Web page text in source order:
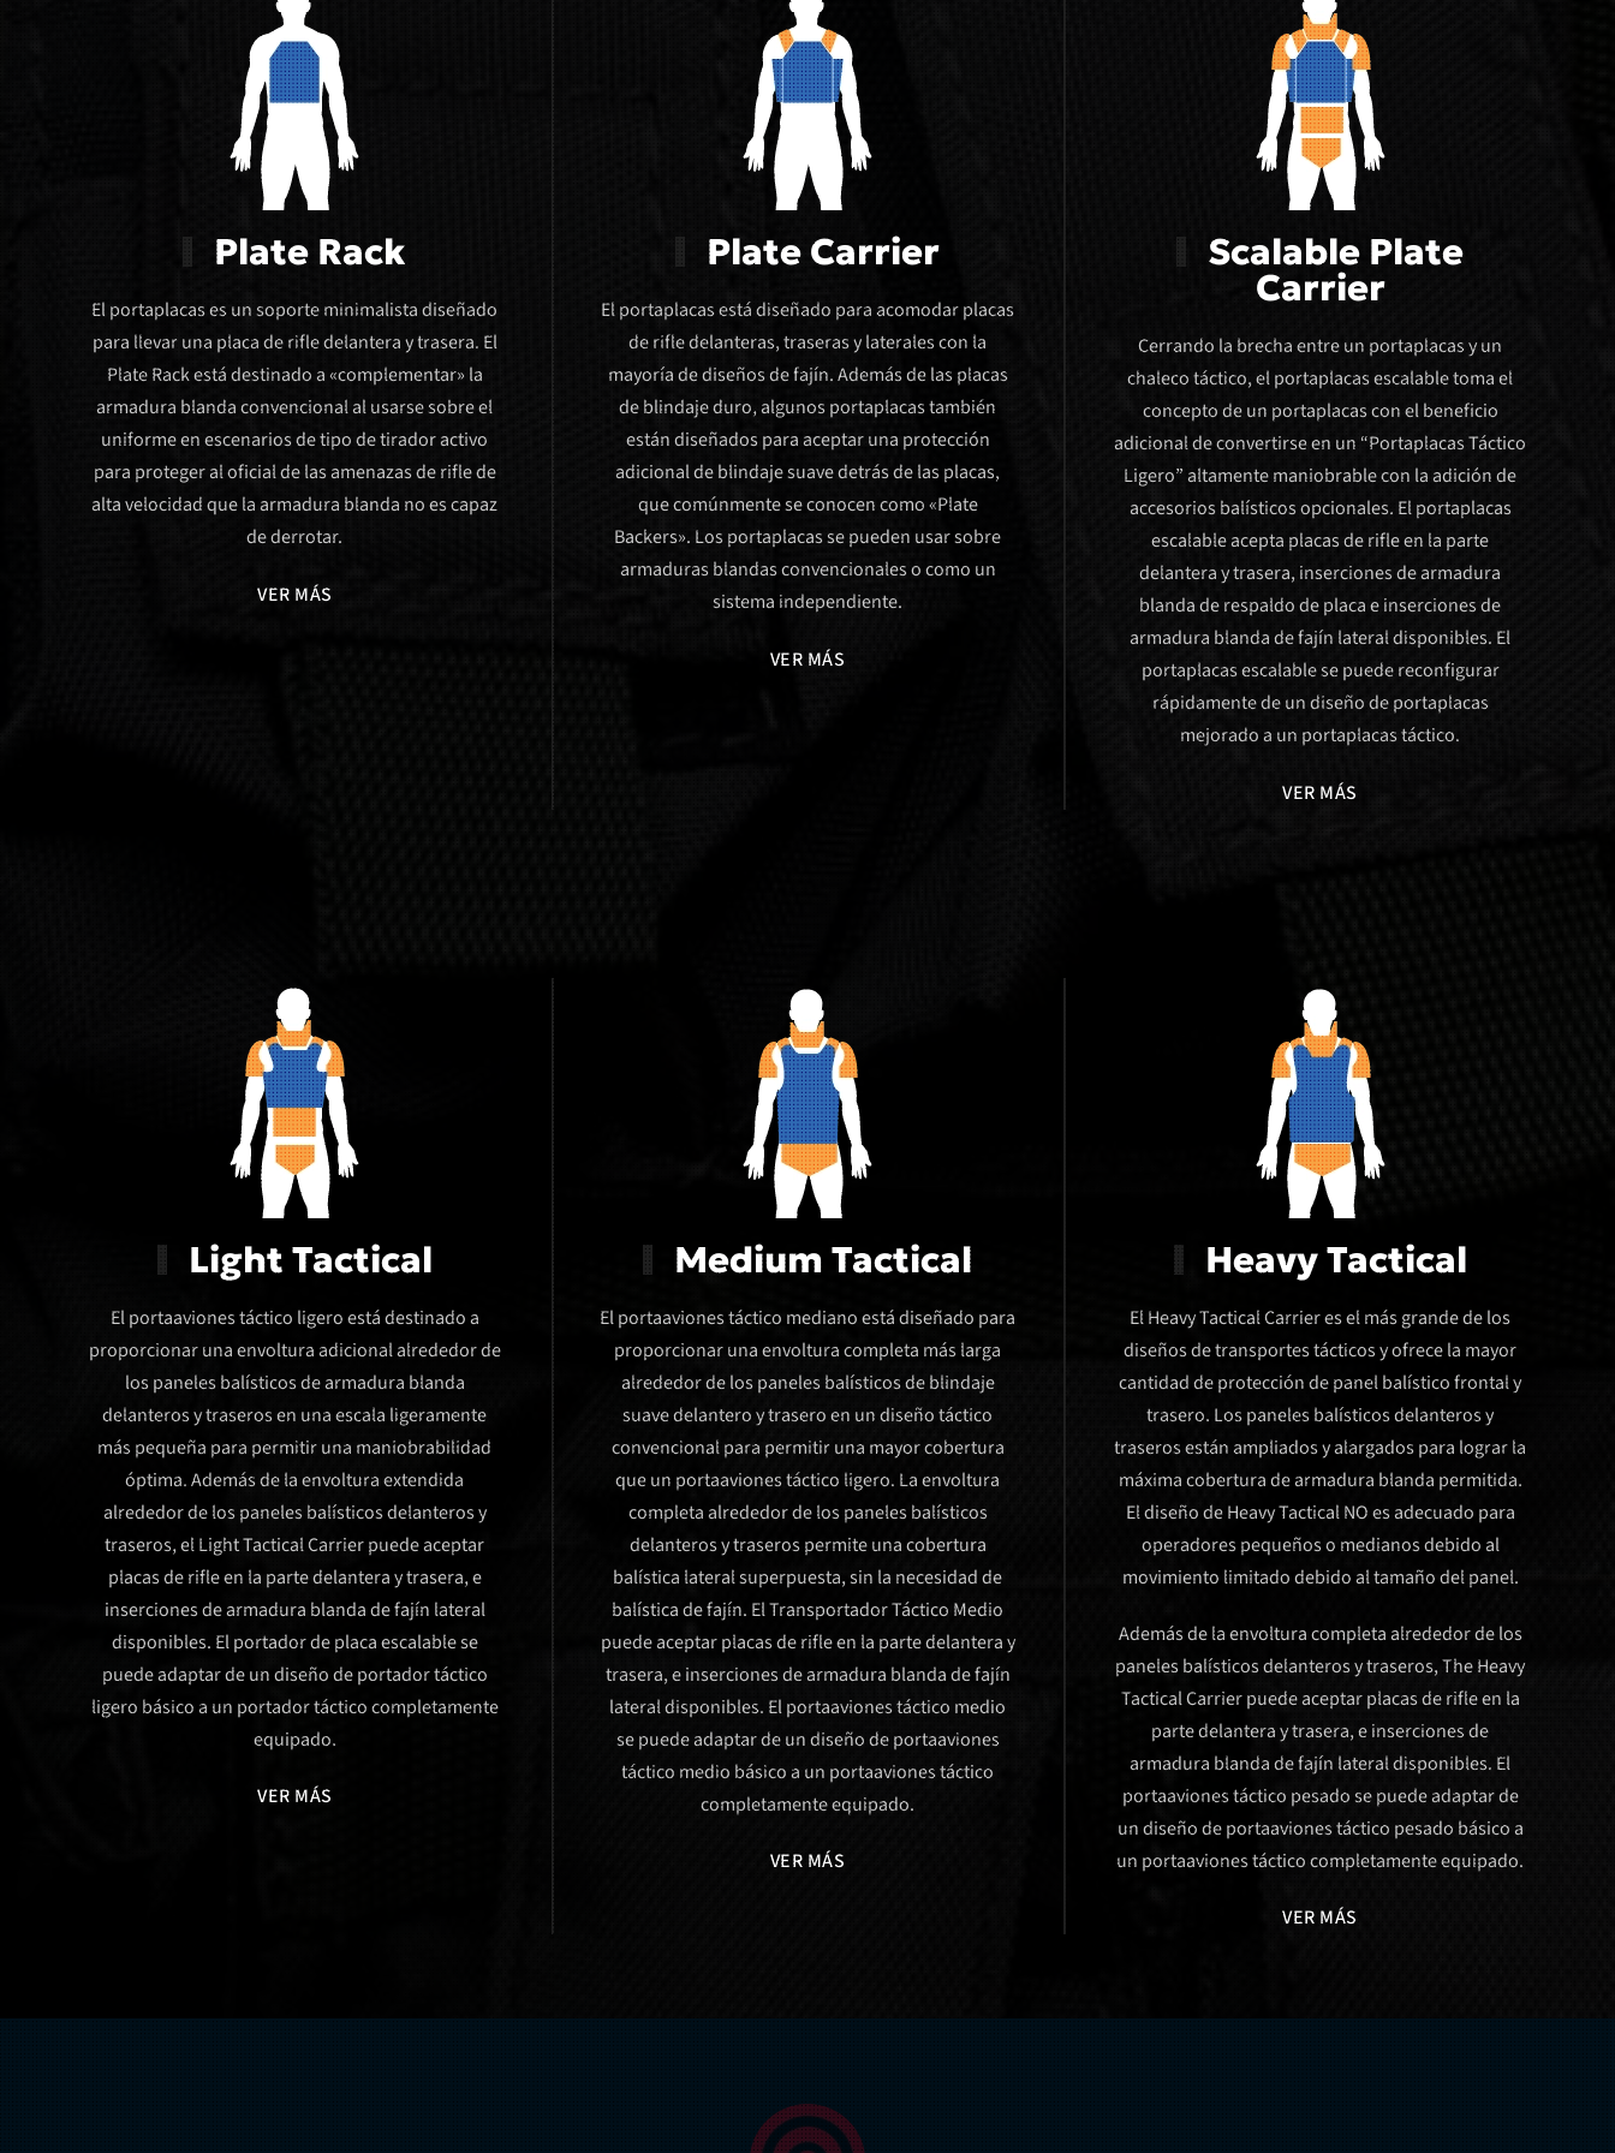
Plate Rack
El portaplacas es un soporte minimalista diseñado
para llevar una placa de rifle delantera y trasera. El
Plate Rack está destinado a «complementar» la
armadura blanda convencional al usarse sobre el
uniforme en escenarios de tipo de tirador activo
para proteger al oficial de las amenazas de rifle de
alta velocidad que la armadura blanda no es capaz
de derrotar.
VER MÁS
Plate Carrier
El portaplacas está diseñado para acomodar placas
de rifle delanteras, traseras y laterales con la
mayoría de diseños de fajín. Además de las placas
de blindaje duro, algunos portaplacas también
están diseñados para aceptar una protección
adicional de blindaje suave detrás de las placas,
que comúnmente se conocen como «Plate
Backers». Los portaplacas se pueden usar sobre
armaduras blandas convencionales o como un
sistema independiente.
VER MÁS
Scalable Plate
Carrier
Cerrando la brecha entre un portaplacas y un
chaleco táctico, el portaplacas escalable toma el
concepto de un portaplacas con el beneficio
adicional de convertirse en un “Portaplacas Táctico
Ligero” altamente maniobrable con la adición de
accesorios balísticos opcionales. El portaplacas
escalable acepta placas de rifle en la parte
delantera y trasera, inserciones de armadura
blanda de respaldo de placa e inserciones de
armadura blanda de fajín lateral disponibles. El
portaplacas escalable se puede reconfigurar
rápidamente de un diseño de portaplacas
mejorado a un portaplacas táctico.
VER MÁS
Light Tactical
El portaaviones táctico ligero está destinado a
proporcionar una envoltura adicional alrededor de
los paneles balísticos de armadura blanda
delanteros y traseros en una escala ligeramente
más pequeña para permitir una maniobrabilidad
óptima. Además de la envoltura extendida
alrededor de los paneles balísticos delanteros y
traseros, el Light Tactical Carrier puede aceptar
placas de rifle en la parte delantera y trasera, e
inserciones de armadura blanda de fajín lateral
disponibles. El portador de placa escalable se
puede adaptar de un diseño de portador táctico
ligero básico a un portador táctico completamente
equipado.
VER MÁS
Medium Tactical
El portaaviones táctico mediano está diseñado para
proporcionar una envoltura completa más larga
alrededor de los paneles balísticos de blindaje
suave delantero y trasero en un diseño táctico
convencional para permitir una mayor cobertura
que un portaaviones táctico ligero. La envoltura
completa alrededor de los paneles balísticos
delanteros y traseros permite una cobertura
balística lateral superpuesta, sin la necesidad de
balística de fajín. El Transportador Táctico Medio
puede aceptar placas de rifle en la parte delantera y
trasera, e inserciones de armadura blanda de fajín
lateral disponibles. El portaaviones táctico medio
se puede adaptar de un diseño de portaaviones
táctico medio básico a un portaaviones táctico
completamente equipado.
VER MÁS
Heavy Tactical
El Heavy Tactical Carrier es el más grande de los
diseños de transportes tácticos y ofrece la mayor
cantidad de protección de panel balístico frontal y
trasero. Los paneles balísticos delanteros y
traseros están ampliados y alargados para lograr la
máxima cobertura de armadura blanda permitida.
El diseño de Heavy Tactical NO es adecuado para
operadores pequeños o medianos debido al
movimiento limitado debido al tamaño del panel.
Además de la envoltura completa alrededor de los
paneles balísticos delanteros y traseros, The Heavy
Tactical Carrier puede aceptar placas de rifle en la
parte delantera y trasera, e inserciones de
armadura blanda de fajín lateral disponibles. El
portaaviones táctico pesado se puede adaptar de
un diseño de portaaviones táctico pesado básico a
un portaaviones táctico completamente equipado.
VER MÁS